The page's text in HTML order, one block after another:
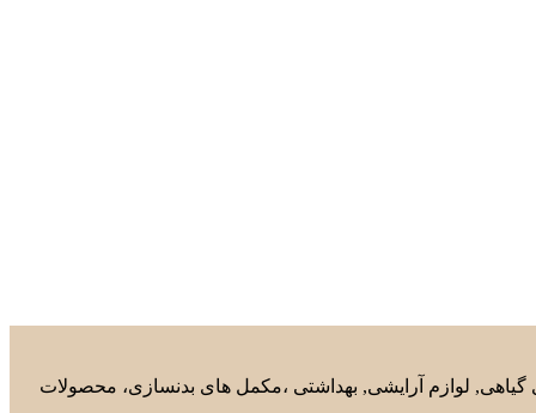
گیاهی, لوازم آرایشی, بهداشتی ،مکمل های بدنسازی، محصولات